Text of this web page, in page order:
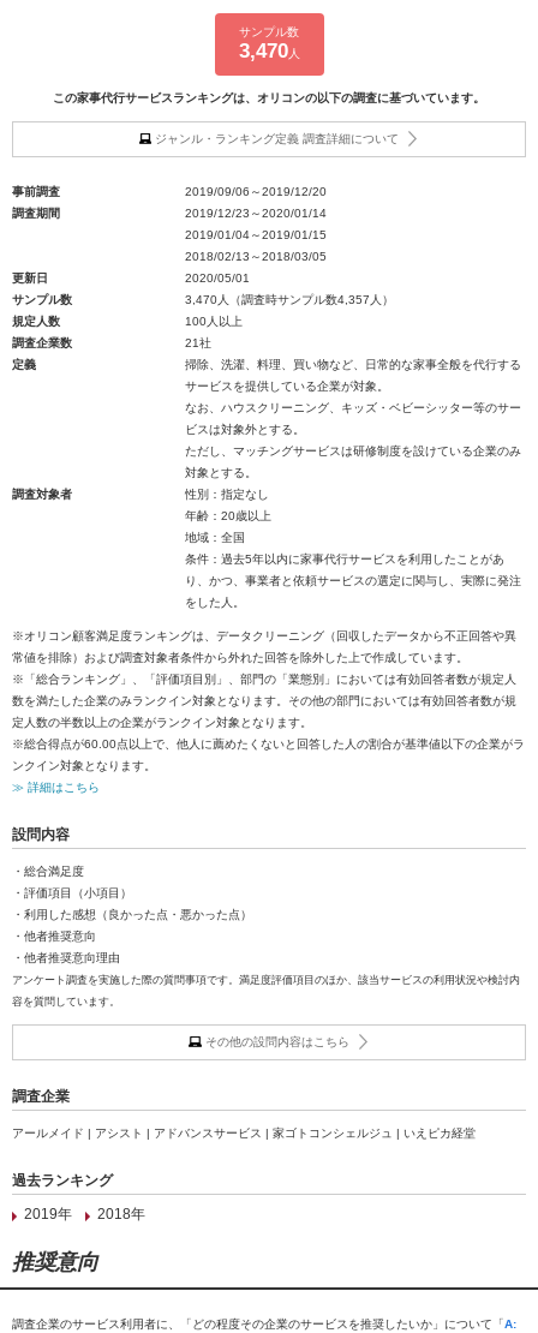
サンプル数
3,470人
この家事代行サービスランキングは、オリコンの以下の調査に基づいています。
ジャンル・ランキング定義 調査詳細について
事前調査
2019/09/06～2019/12/20
調査期間
2019/12/23～2020/01/14
2019/01/04～2019/01/15
2018/02/13～2018/03/05
更新日
2020/05/01
サンプル数
3,470人（調査時サンプル数4,357人）
規定人数
100人以上
調査企業数
21社
定義
掃除、洗濯、料理、買い物など、日常的な家事全般を代行する
サービスを提供している企業が対象。
なお、ハウスクリーニング、キッズ・ベビーシッター等のサー
ビスは対象外とする。
ただし、マッチングサービスは研修制度を設けている企業のみ
対象とする。
調査対象者
性別：指定なし
年齢：20歳以上
地域：全国
条件：過去5年以内に家事代行サービスを利用したことがあ
り、かつ、事業者と依頼サービスの選定に関与し、実際に発注
をした人。
※オリコン顧客満足度ランキングは、データクリーニング（回収したデータから不正回答や異
常値を排除）および調査対象者条件から外れた回答を除外した上で作成しています。
※「総合ランキング」、「評価項目別」、部門の「業態別」においては有効回答者数が規定人
数を満たした企業のみランクイン対象となります。その他の部門においては有効回答者数が規
定人数の半数以上の企業がランクイン対象となります。
※総合得点が60.00点以上で、他人に薦めたくないと回答した人の割合が基準値以下の企業がラ
ンクイン対象となります。
≫ 詳細はこちら
設問内容
・総合満足度
・評価項目（小項目）
・利用した感想（良かった点・悪かった点）
・他者推奨意向
・他者推奨意向理由
アンケート調査を実施した際の質問事項です。満足度評価項目のほか、該当サービスの利用状況や検討内
容を質問しています。
その他の設問内容はこちら
調査企業
アールメイド | アシスト | アドバンスサービス | 家ゴトコンシェルジュ | いえピカ経堂
過去ランキング
2019年
2018年
推奨意向
調査企業のサービス利用者に、「どの程度その企業のサービスを推奨したいか」について「A: